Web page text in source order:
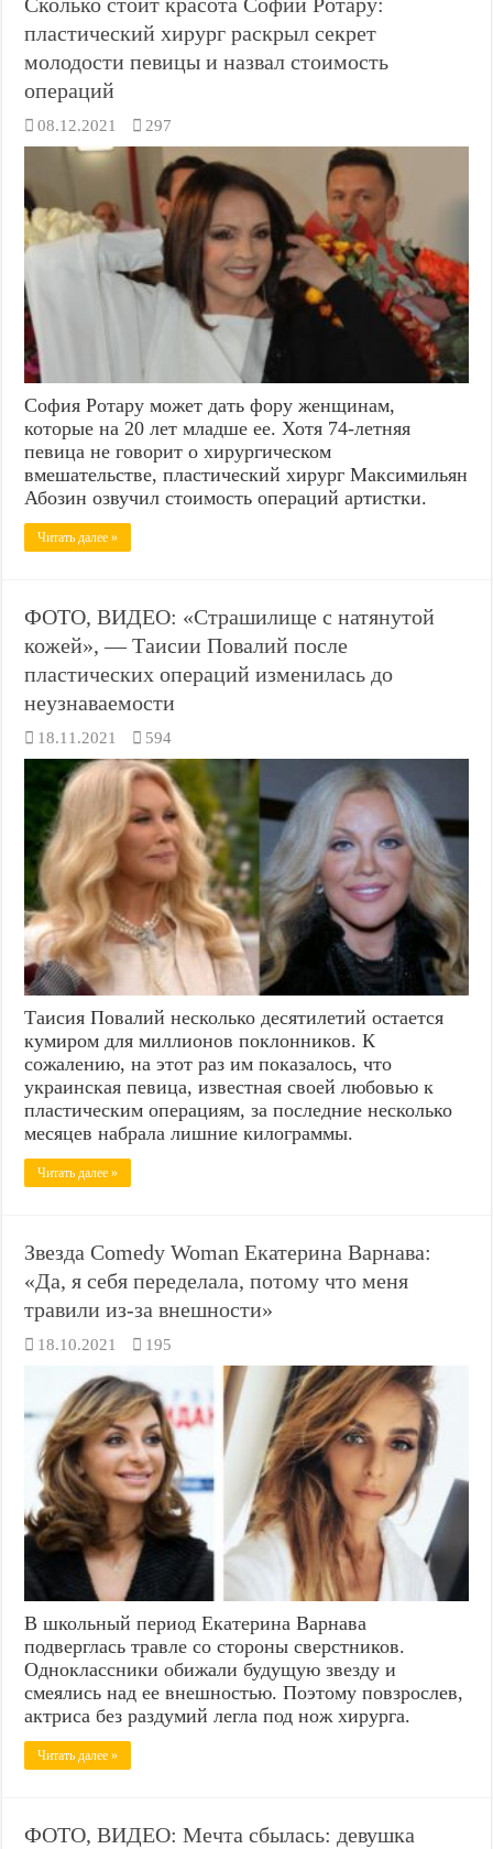
пластический хирург раскрыл секрет
молодости певицы и назвал стоимость
операций
08.12.2021 297
София Ротару может дать фору женщинам,
которые на 20 лет младше ее. Хотя 74-летняя
певица не говорит о хирургическом
вмешательстве, пластический хирург Максимильян
Абозин озвучил стоимость операций артистки.
Читать далее »
ФОТО, ВИДЕО: «Страшилище с натянутой
кожей», — Таисии Повалий после
пластических операций изменилась до
неузнаваемости
18.11.2021 594
Таисия Повалий несколько десятилетий остается
кумиром для миллионов поклонников. К
сожалению, на этот раз им показалось, что
украинская певица, известная своей любовью к
пластическим операциям, за последние несколько
месяцев набрала лишние килограммы.
Читать далее »
Звезда Comedy Woman Екатерина Варнава:
«Да, я себя переделала, потому что меня
травили из-за внешности»
18.10.2021 195
В школьный период Екатерина Варнава
подверглась травле со стороны сверстников.
Одноклассники обижали будущую звезду и
смеялись над ее внешностью. Поэтому повзрослев,
актриса без раздумий легла под нож хирурга.
Читать далее »
ФОТО, ВИДЕО: Мечта сбылась: девушка